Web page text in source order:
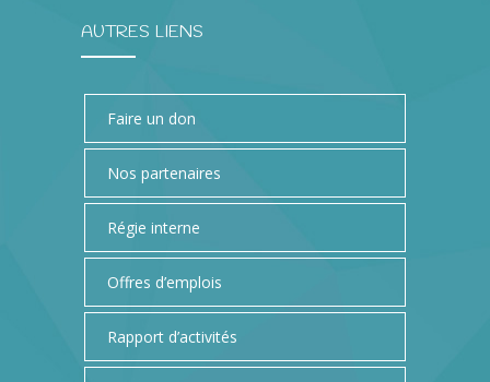
AUTRES LIENS
Faire un don
Nos partenaires
Régie interne
Offres d’emplois
Rapport d’activités